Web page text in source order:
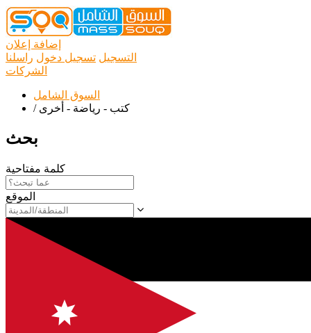
إضافة إعلان
التسجيل تسجيل دخول راسلنا
الشركات
السوق الشامل
/ كتب - رياضة - أخرى
بحث
كلمة مفتاحية
الموقع